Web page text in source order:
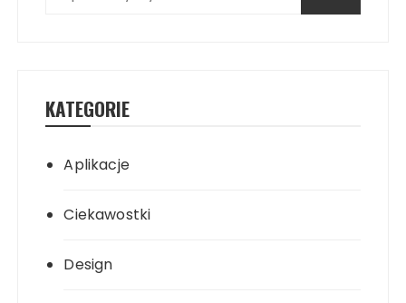
KATEGORIE
Aplikacje
Ciekawostki
Design